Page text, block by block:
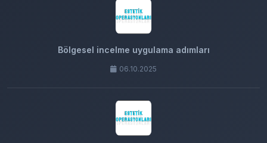
Bölgesel incelme uygulama adımları
06.10.2025